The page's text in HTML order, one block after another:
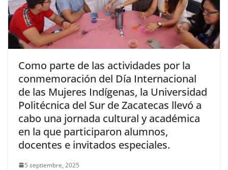
Como parte de las actividades por la
conmemoración del Día Internacional
de las Mujeres Indígenas, la Universidad
Politécnica del Sur de Zacatecas llevó a
cabo una jornada cultural y académica
en la que participaron alumnos,
docentes e invitados especiales.
5 septiembre, 2025